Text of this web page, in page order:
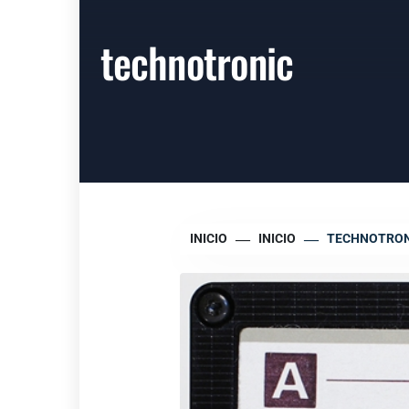
technotronic
INICIO INICIO